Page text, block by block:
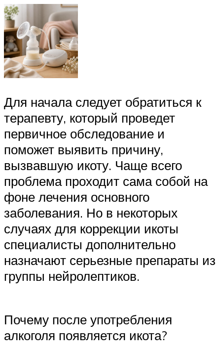
Для начала следует обратиться к
терапевту, который проведет
первичное обследование и
поможет выявить причину,
вызвавшую икоту. Чаще всего
проблема проходит сама собой на
фоне лечения основного
заболевания. Но в некоторых
случаях для коррекции икоты
специалисты дополнительно
назначают серьезные препараты из
группы нейролептиков.
Почему после употребления
алкоголя появляется икота?